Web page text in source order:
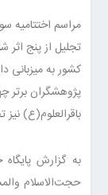
مراسم اختتامیه
تجلیل از پنج
کشور به میزبانی
پژوهشگران برتر
باقرالعلوم(ع)
به گزارش
حجت‌الاسلام